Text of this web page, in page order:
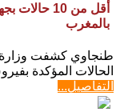
أقل من 10
بالمغرب
الحالات المؤكدة بفيروس
التفاصيل...